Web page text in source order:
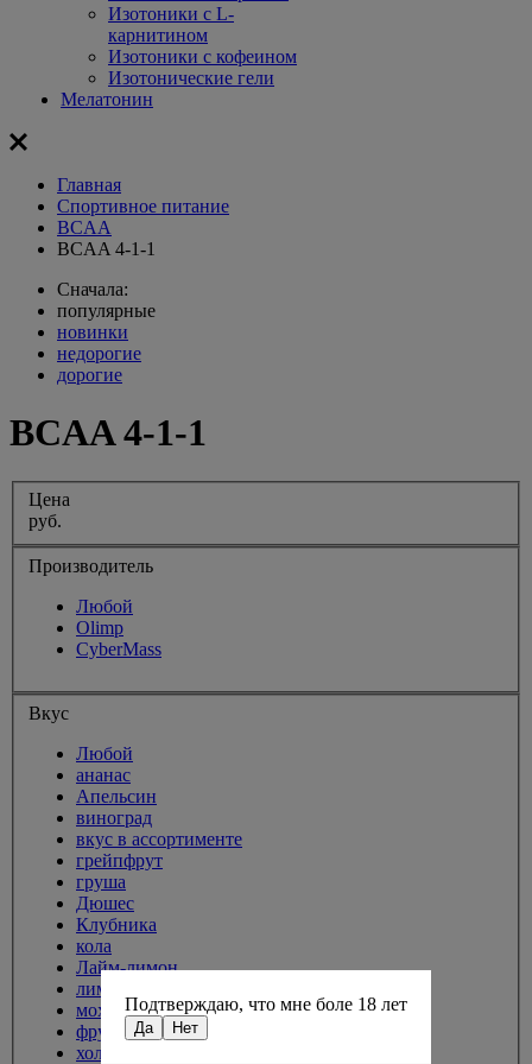
Изотоники с L-
карнитином
Изотоники с кофеином
Изотонические гели
Мелатонин
Главная
Спортивное питание
BCAA
BCAA 4-1-1
Сначала:
популярные
новинки
недорогие
дорогие
BCAA 4-1-1
Цена
руб.
Производитель
Любой
Olimp
CyberMass
Вкус
Любой
ананас
Апельсин
виноград
вкус в ассортименте
грейпфрут
груша
Дюшес
Клубника
кола
Лайм-лимон
лимон
мохито
фруктовый пунш
холодный чай-персик
Подтверждаю, что мне боле 18 лет
Да Нет